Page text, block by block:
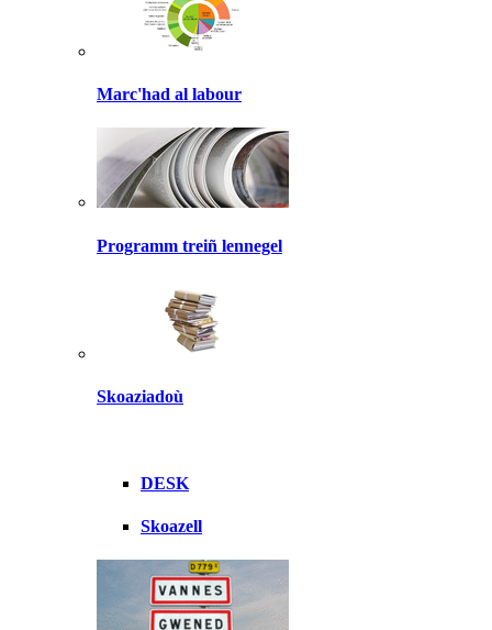
Marc'had al labour
Programm treiñ lennegel
Skoaziadoù
DESK
Skoazell